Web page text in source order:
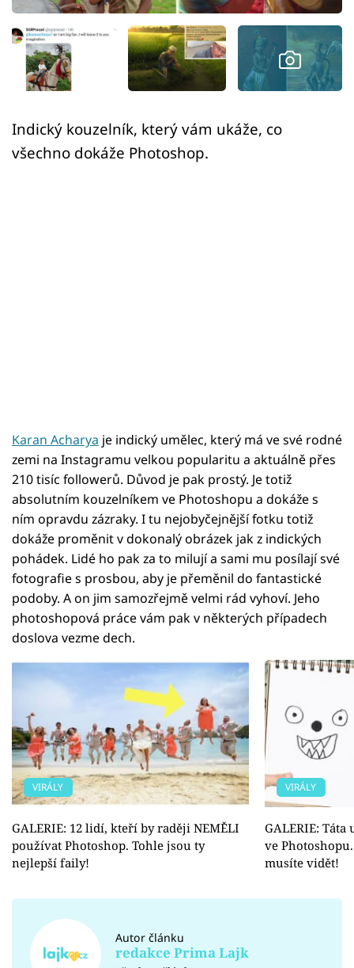
Přihlášení
Sledujte nás
Indický kouzelník, který vám ukáže, co
všechno dokáže Photoshop.
Karan Acharya je indický umělec, který má ve své rodné
zemi na Instagramu velkou popularitu a aktuálně přes
210 tisíc followerů. Důvod je pak prostý. Je totiž
absolutním kouzelníkem ve Photoshopu a dokáže s
ním opravdu zázraky. I tu nejobyčejnější fotku totiž
dokáže proměnit v dokonalý obrázek jak z indických
pohádek. Lidé ho pak za to milují a sami mu posílají své
fotografie s prosbou, aby je přeměnil do fantastické
podoby. A on jim samozřejmě velmi rád vyhoví. Jeho
photoshopová práce vám pak v některých případech
doslova vezme dech.
VIRÁLY
GALERIE: 12 lidí, kteří by raději NEMĚLI
používat Photoshop. Tohle jsou ty
nejlepší faily!
VIRÁLY
GALERIE:
ve
musíte vidět!
Autor článku
redakce Prima Lajk